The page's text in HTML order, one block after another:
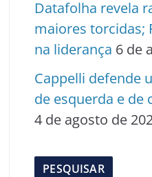
Datafolha revela
maiores torcidas;
na liderança 6 de
Cappelli defende
de esquerda e de
4 de agosto de
PESQUISAR